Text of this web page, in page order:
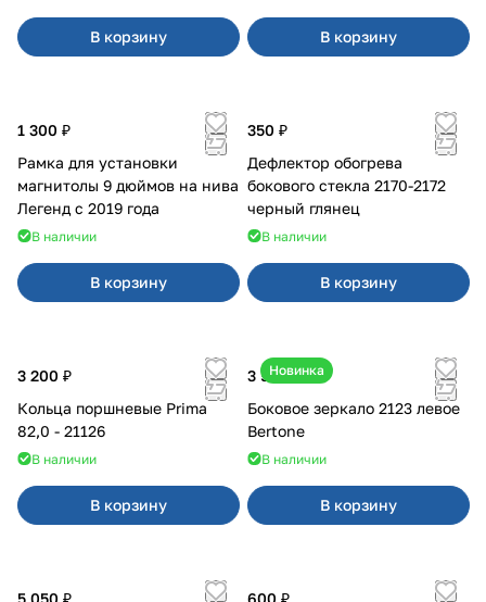
В корзину В корзину
1 300 ₽
Рамка для установки
магнитолы 9 дюймов на нива
Легенд с 2019 года
В наличии
В корзину
350 ₽
Дефлектор обогрева
бокового стекла 2170-2172
черный глянец
В наличии
В корзину
3 200 ₽
Кольца поршневые Prima
82,0 - 21126
В наличии
В корзину
Новинка
3 500 ₽
Боковое зеркало 2123 левое
Bertone
В наличии
В корзину
5 050 ₽ 600 ₽